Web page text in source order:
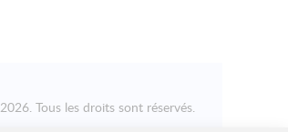
2026. Tous les droits sont réservés.